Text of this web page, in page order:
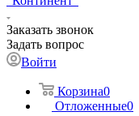
Заказать звонок
Задать вопрос
Войти
Корзина0
Отложенные0